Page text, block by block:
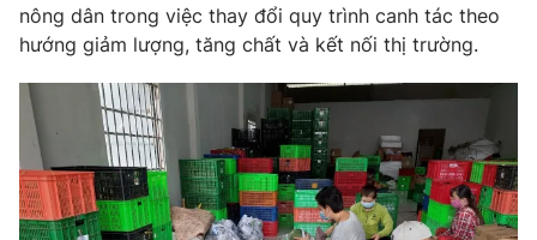
nông dân trong việc thay đổi quy trình canh tác theo
hướng giảm lượng, tăng chất và kết nối thị trường.